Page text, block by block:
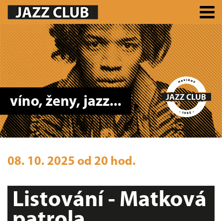
víno, ženy, jazz...
08. 10. 2025 od 20 hod.
Listování - Matková